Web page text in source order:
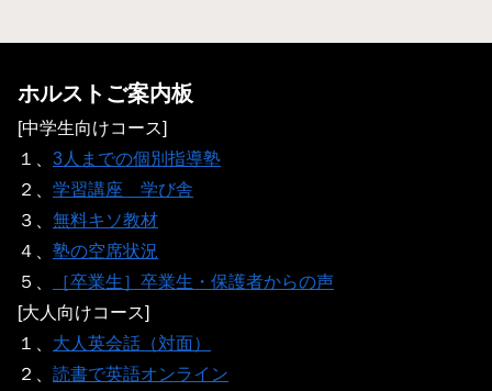
ホルストご案内板
[中学生向けコース]
１、 3人までの個別指導塾
２、 学習講座 学び舎
３、 無料キソ教材
４、 塾の空席状況
５、
［卒業生］卒業生・保護者からの声
[大人向けコース]
１、 大人英会話（対面）
２、 読書で英語オンライン